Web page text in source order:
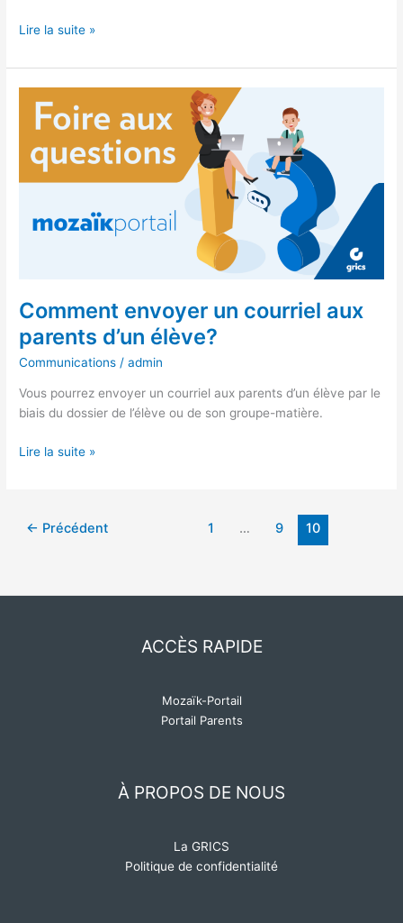
Lire la suite »
Comment envoyer un courriel aux
parents d’un élève?
Communications /admin
Vous pourrez envoyer un courriel aux parents d’un élève par le
biais du dossier de l’élève ou de son groupe-matière.
envoyer
courriel
d’un
élève?
Lire la suite »
← Précédent 1 … 9 10
ACCÈS RAPIDE
Mozaïk-Portail
Portail Parents
À PROPOS DE NOUS
La GRICS
Politique de confidentialité